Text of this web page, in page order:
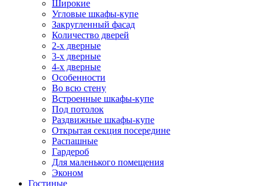
Широкие
Угловые шкафы-купе
Закругленный фасад
Количество дверей
2-х дверные
3-х дверные
4-х дверные
Особенности
Во всю стену
Встроенные шкафы-купе
Под потолок
Раздвижные шкафы-купе
Открытая секция посередине
Распашные
Гардероб
Для маленького помещения
Эконом
Гостиные